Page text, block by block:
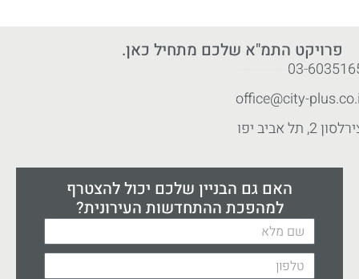
פרויקט התמ"א שלכם מתחיל כאן.
03-
office@city-
2, תל אביב יפו
האם גם הבניין שלכם יכול להצטרף
למהפכת ההתחדשות העירונית?